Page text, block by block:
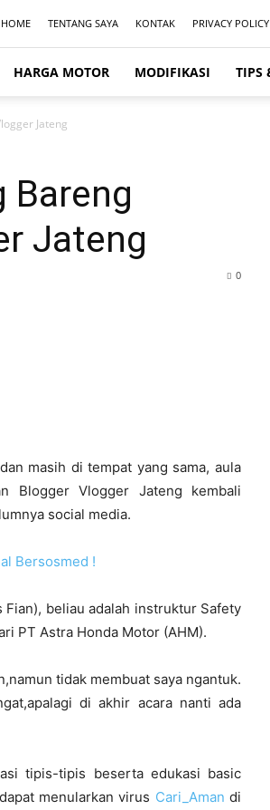
HOME TENTANG SAYA KONTAK PRIVACY POLICY
HARGA MOTOR MODIFIKASI TIPS
Jateng
Bareng
Jateng
0
masih di tempat yang sama, aula
Blogger Vlogger Jateng kembali
social media.
Bersosmed !
Fian), beliau adalah instruktur Safety
PT Astra Honda Motor (AHM).
tidak membuat saya ngantuk.
di akhir acara nanti ada
tipis-tipis beserta edukasi basic
dapat menularkan virus Cari_Aman di